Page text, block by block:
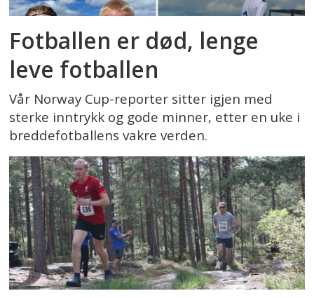
Fotballen er død, lenge
leve fotballen
Vår Norway Cup-reporter sitter igjen med
sterke inntrykk og gode minner, etter en uke i
breddefotballens vakre verden.